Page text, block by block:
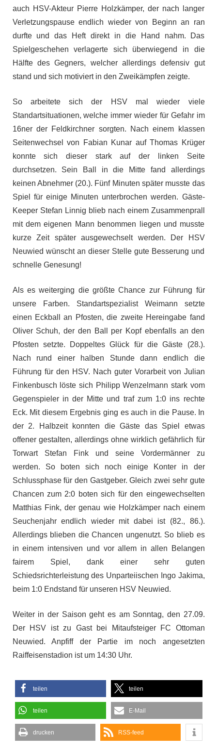
auch HSV-Akteur Pierre Holzkämper, der nach langer
Verletzungspause endlich wieder von Beginn an ran
durfte und das Heft direkt in die Hand nahm. Das
Spielgeschehen verlagerte sich überwiegend in die
Hälfte des Gegners, welcher allerdings defensiv gut
stand und sich motiviert in den Zweikämpfen zeigte.
So arbeitete sich der HSV mal wieder viele
Standartsituationen, welche immer wieder für Gefahr im
16ner der Feldkirchner sorgten. Nach einem klassen
Seitenwechsel von Fabian Kunar auf Thomas Krüger
konnte sich dieser stark auf der linken Seite
durchsetzen. Sein Ball in die Mitte fand allerdings
keinen Abnehmer (20.). Fünf Minuten später musste das
Spiel für einige Minuten unterbrochen werden. Gäste-
Keeper Stefan Linnig blieb nach einem Zusammenprall
mit dem eigenen Mann benommen liegen und musste
kurze Zeit später ausgewechselt werden. Der HSV
Neuwied wünscht an dieser Stelle gute Besserung und
schnelle Genesung!
Als es weiterging die größte Chance zur Führung für
unsere Farben. Standartspezialist Weimann setzte
einen Eckball an Pfosten, die zweite Hereingabe fand
Oliver Schuh, der den Ball per Kopf ebenfalls an den
Pfosten setzte. Doppeltes Glück für die Gäste (28.).
Nach rund einer halben Stunde dann endlich die
Führung für den HSV. Nach guter Vorarbeit von Julian
Finkenbusch löste sich Philipp Wenzelmann stark vom
Gegenspieler in der Mitte und traf zum 1:0 ins rechte
Eck. Mit diesem Ergebnis ging es auch in die Pause. In
der 2. Halbzeit konnten die Gäste das Spiel etwas
offener gestalten, allerdings ohne wirklich gefährlich für
Torwart Stefan Fink und seine Vordermänner zu
werden. So boten sich noch einige Konter in der
Schlussphase für den Gastgeber. Gleich zwei sehr gute
Chancen zum 2:0 boten sich für den eingewechselten
Matthias Fink, der genau wie Holzkämper nach einem
Seuchenjahr endlich wieder mit dabei ist (82., 86.).
Allerdings blieben die Chancen ungenutzt. So blieb es
in einem intensiven und vor allem in allen Belangen
fairem Spiel, dank einer sehr guten
Schiedsrichterleistung des Unparteiischen Ingo Jakima,
beim 1:0 Endstand für unseren HSV Neuwied.
Weiter in der Saison geht es am Sonntag, den 27.09.
Der HSV ist zu Gast bei Mitaufsteiger FC Ottoman
Neuwied. Anpfiff der Partie im noch angesetzten
Raiffeisenstadion ist um 14:30 Uhr.
teilen teilen
teilen E-Mail
drucken RSS-feed